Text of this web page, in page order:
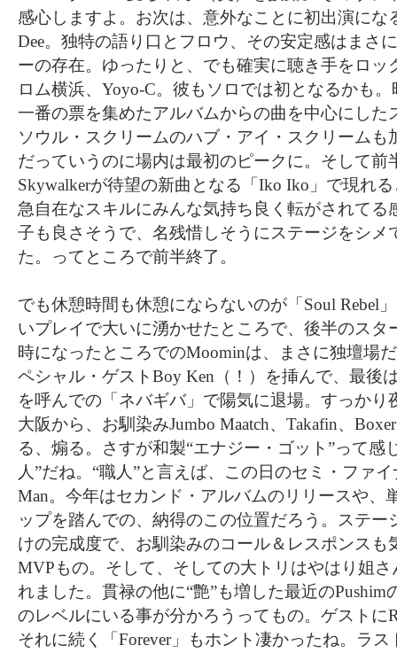
感心しますよ。お次は、意外なことに初出演にな
Dee。独特の語り口とフロウ、その安定感はまさ
ーの存在。ゆったりと、でも確実に聴き手をロッ
ロム横浜、Yoyo-C。彼もソロでは初となるかも
一番の票を集めたアルバムからの曲を中心にした
ソウル・スクリームのハブ・アイ・スクリームも
だっていうのに場内は最初のピークに。そして前
Skywalkerが待望の新曲となる「Iko Iko」で現れ
急自在なスキルにみんな気持ち良く転がされてる
子も良さそうで、名残惜しそうにステージをシメ
た。ってところで前半終了。
でも休憩時間も休憩にならないのが「Soul Rebel
いプレイで大いに湧かせたところで、後半のスタ
時になったところでのMoominは、まさに独壇場
ペシャル・ゲストBoy Ken（！）を挿んで、最後
を呼んでの「ネバギバ」で陽気に退場。すっかり
大阪から、お馴染みJumbo Maatch、Takafin、
る、煽る。さすが和製“エナジー・ゴット”って感
人”だね。“職人”と言えば、この日のセミ・ファ
Man。今年はセカンド・アルバムのリリースや、
ップを踏んでの、納得のこの位置だろう。ステー
けの完成度で、お馴染みのコール＆レスポンスも
MVPもの。そして、そしての大トリはやはり姐
れました。貫禄の他に“艶”も増した最近の
のレベルにいる事が分かろうってもの。ゲストに
それに続く「Forever」もホント凄かったね。ラ